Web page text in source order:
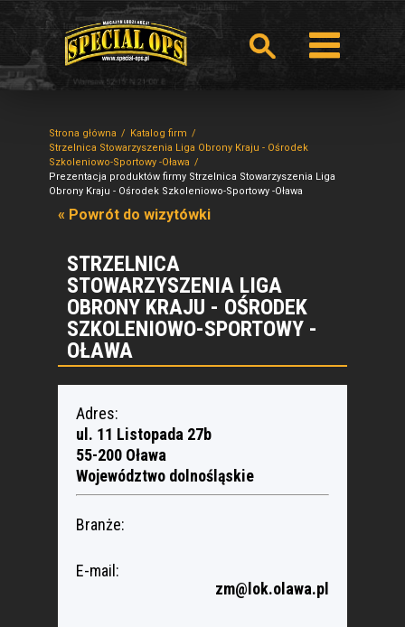
Strona główna
Katalog firm
Strzelnica Stowarzyszenia Liga Obrony Kraju - Ośrodek
Szkoleniowo-Sportowy -Oława
Prezentacja produktów firmy Strzelnica Stowarzyszenia Liga
Obrony Kraju - Ośrodek Szkoleniowo-Sportowy -Oława
« Powrót do wizytówki
STRZELNICA
STOWARZYSZENIA LIGA
OBRONY KRAJU - OŚRODEK
SZKOLENIOWO-SPORTOWY -
OŁAWA
Adres:
ul. 11 Listopada 27b
55-200 Oława
Województwo dolnośląskie
Branże:
E-mail:
zm@lok.olawa.pl